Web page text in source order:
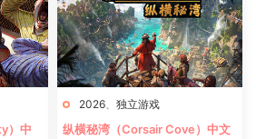
）中
2026、 独立游戏
纵横秘湾（Corsair Cove）中文